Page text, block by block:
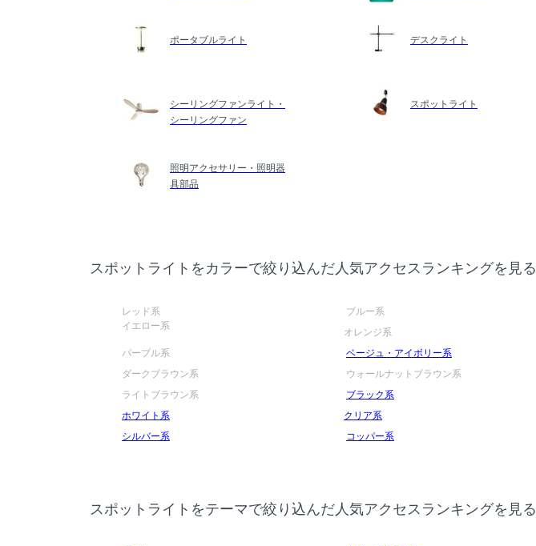
ポータブルライト デスクライト
シーリングファンライト・
シーリングファン
スポットライト
照明アクセサリー・照明器
具部品
スポットライトをカラーで絞り込んだ人気アクセスランキングを見る
レッド系 ブルー系
イエロー系
オレンジ系
パープル系
ベージュ・アイボリー系
ダークブラウン系
ウォールナットブラウン系
ライトブラウン系
ブラック系
ホワイト系
クリア系
シルバー系
コッパー系
スポットライトをテーマで絞り込んだ人気アクセスランキングを見る